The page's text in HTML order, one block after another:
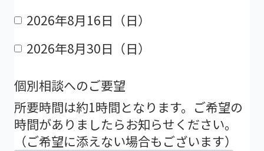
2026年8月16日（日）
2026年8月30日（日）
個別相談へのご要望
所要時間は約1時間となります。ご希望の
時間がありましたらお知らせください。
（ご希望に添えない場合もございます）